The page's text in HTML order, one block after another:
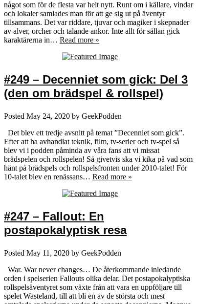
något som för de flesta var helt nytt. Runt om i källare, vindar
och lokaler samlades man för att ge sig ut på äventyr
tillsammans. Det var riddare, tjuvar och magiker i skepnader
av alver, orcher och talande ankor. Inte allt för sällan gick
karaktärerna in… Read more »
#249 – Decenniet som gick: Del 3
(den om brädspel & rollspel)
Posted May 24, 2020 by GeekPodden
Det blev ett tredje avsnitt på temat ”Decenniet som gick”.
Efter att ha avhandlat teknik, film, tv-serier och tv-spel så
blev vi i podden påminda av våra fans att vi missat
brädspelen och rollspelen! Så givetvis ska vi kika på vad som
hänt på brädspels och rollspelsfronten under 2010-talet! För
10-talet blev en renässans… Read more »
#247 – Fallout: En
postapokalyptisk resa
Posted May 11, 2020 by GeekPodden
War. War never changes… De återkommande inledande
orden i spelserien Fallouts olika delar. Det postapokalyptiska
rollspelsäventyret som växte från att vara en uppföljare till
spelet Wasteland, till att bli en av de största och mest